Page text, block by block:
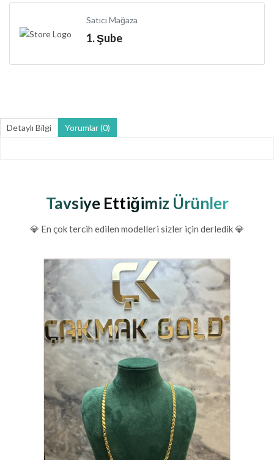
Satıcı Mağaza
1. Şube
Detaylı Bilgi Yorumlar (0)
Tavsiye Ettiğimiz Ürünler
💎 En çok tercih edilen modelleri sizler için derledik 💎